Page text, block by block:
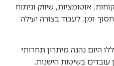
אוטומציות, שיווק וניתוח
זמן, לעבוד בצורה יעילה
היום נהנה מיתרון תחרותי
בשיטות הישנות.